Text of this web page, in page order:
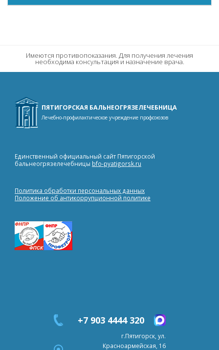
Ингаляции и климатолечение
Электролечение и лечение ультразвуком
Имеются противопоказания. Для получения лечения
необходима консультация и назначение врача.
ПЯТИГОРСКАЯ БАЛЬНЕОГРЯЗЕЛЕЧЕБНИЦА
Лечебно-профилактическое учреждение профсоюзов
Единственный официальный сайт Пятигорской
бальнеогрязелечебницы bfo-pyatigorsk.ru
Политика обработки персональных данных
Положение об антикоррупционной политике
+7 903 4444 320
г.Пятигорск, ул.
Красноармейская, 16